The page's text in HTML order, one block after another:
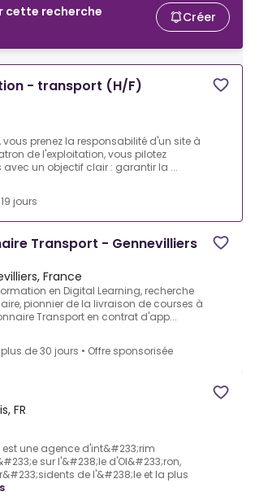
cette recherche
Créer
- transport (H/F)
prenez la responsabilité d'un site à
de l'exploitation, vous pilotez
un objectif clair : garantir la ...
jours
Transport - Gennevilliers
France
en Digital Learning, recherche
pionnier de la livraison de courses à
Transport en contrat d'app...
de 30 jours • Offre sponsorisée
FR
une agence d'int&#233;rim
sur l'&#238;le d'Ol&#233;ron,
de l'&#238;le et la plus